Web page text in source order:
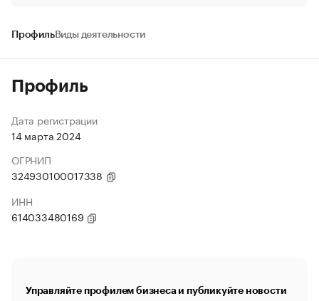
ПрофильВиды деятельности
Профиль
Дата регистрации
14 марта 2024
ОГРНИП
324930100017338
ИНН
614033480169
Управляйте профилем бизнеса и публикуйте новости